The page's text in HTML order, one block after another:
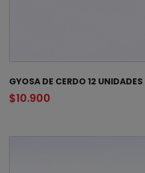
GYOSA DE CERDO 12 UNIDADES
$10.900